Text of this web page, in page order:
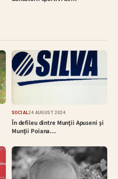
SOCIAL24 AUGUST 2024
În defileu dintre Munţii Apuseni şi
Munţii Poiana…